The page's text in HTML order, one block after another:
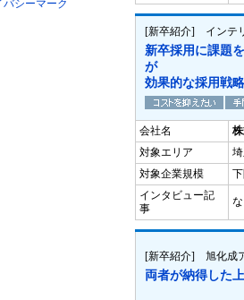
[新卒紹介] インテ
新卒採用に課題
が
効果的な採用戦
会社名
対象エリア
対象企業規模
インタビュー記
事
[新卒紹介] 旭化成
両者が納得した